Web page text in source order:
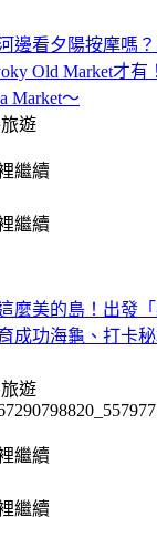
邊看夕陽按摩嗎
Old Market才
Market～
遊
繼續
繼續
麼美的島！出發
成功海龜、打卡
遊
繼續
繼續